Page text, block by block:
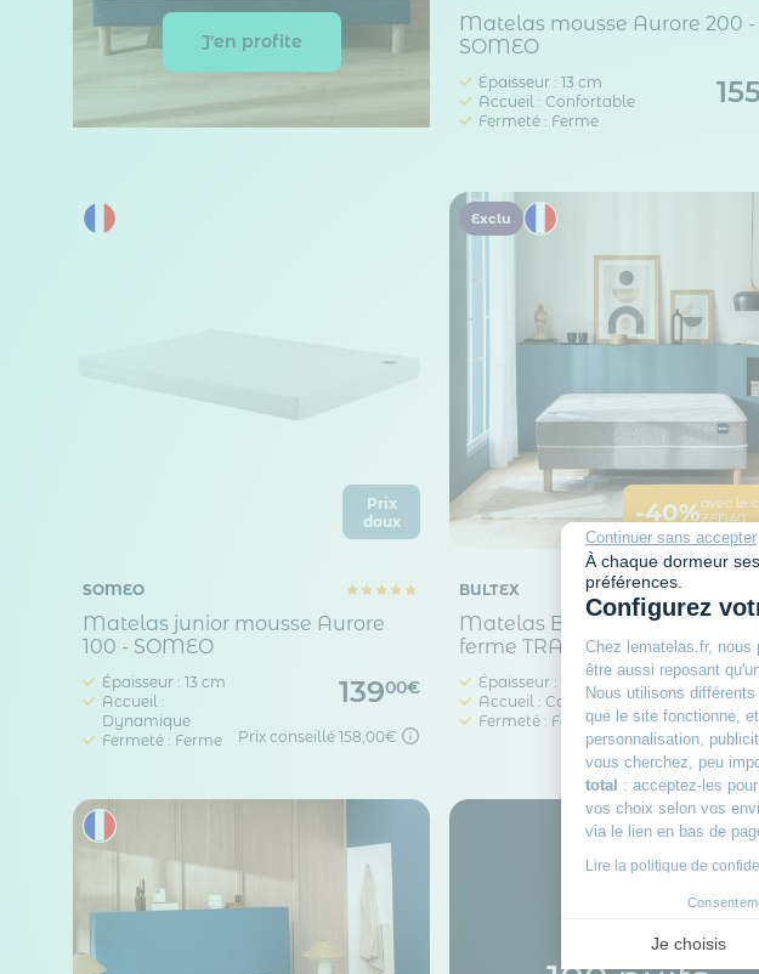
Continuer sans accepter
À chaque dormeur ses
préférences.
Configurez
Chez lematelas.fr, nous
être aussi reposant
Nous utilisons
que le site fonctionne,
personnalisation,
vous cherchez, peu
total : acceptez-les
vos choix selon vos
via le lien en bas de
Lire la politique de
Je choisis
J'en profite
Matelas mousse Aurore 200 -
SOMEO
Épaisseur : 13 cm
Accueil : Confortable
Fermeté : Ferme
155
Prix
doux
SOMEO
Matelas junior mousse Aurore
100 - SOMEO
Épaisseur : 13 cm
Accueil :
Dynamique
Fermeté : Ferme
13900€
Prix conseillé 158,00€
Exclu
-40%avec le
ZEN40
BULTEX
Matelas Bultex nano confort
ferme TRACKY
Épaisseur : 21 cm
Accueil : Confortable
Fermeté : Ferme